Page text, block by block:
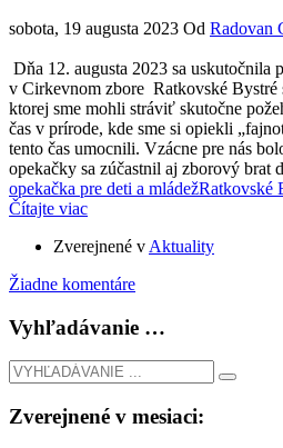
sobota, 19 augusta 2023 Od Radovan
Dňa 12. augusta 2023 sa uskutočnila
v Cirkevnom zbore Ratkovské Bystré
ktorej sme mohli stráviť skutočne
čas v prírode, kde sme si opiekli
tento čas umocnili. Vzácne pre nás
opekačky sa zúčastnil aj zborový brat
opekačka pre deti a mládežRatkovské
Čítajte viac
Zverejnené v Aktuality
Žiadne komentáre
Vyhľadávanie …
Zverejnené v mesiaci: